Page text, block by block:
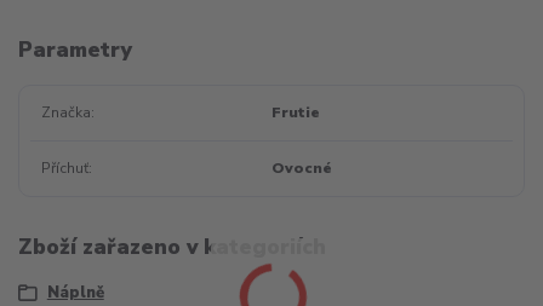
Parametry
Značka Frutie
Příchuť Ovocné
Zboží zařazeno v kategoriích
Náplně